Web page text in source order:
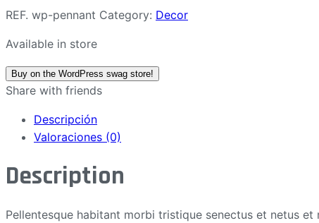
REF. wp-pennant Category: Decor
Available in store
Buy on the WordPress swag store!
Share with friends
Descripción
Valoraciones (0)
Description
Pellentesque habitant morbi tristique senectus et netus